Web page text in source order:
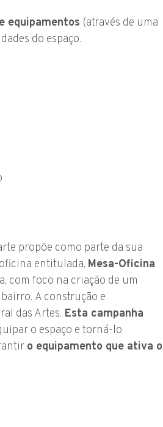
equipamentos (através de uma
do espaço.
propõe como parte da sua
entitulada, Mesa-Oficina
com foco na criação de um
A construção e
das Artes. Esta campanha
o espaço e torná-lo
o equipamento que ativa o